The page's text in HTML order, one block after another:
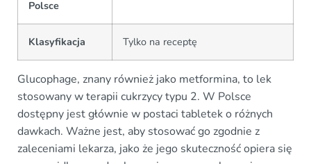
Polsce
Klasyfikacja Tylko na receptę
Glucophage, znany również jako metformina, to lek
stosowany w terapii cukrzycy typu 2. W Polsce
dostępny jest głównie w postaci tabletek o różnych
dawkach. Ważne jest, aby stosować go zgodnie z
zaleceniami lekarza, jako że jego skuteczność opiera się